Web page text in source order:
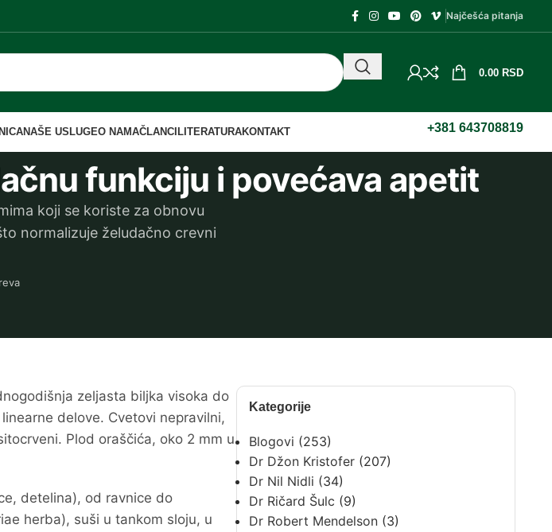
Najčešća pitanja
0.00 RSD
NAŠE USLUGEO NAMAČLANCI LITERATURAKONTAKT +381 643708819
funkciju i povećava apetit
koji se koriste za obnovu
normalizuje želudačno crevni
Kategorije
Blogovi (253)
Dr Džon Kristofer(207)
Dr Nil Nidli (34)
Dr Ričard Šulc (9)
Dr Robert Mendelson(3)
zeljasta biljka visoka do
delove. Cvetovi nepravilni,
Plod oraščića, oko 2 mm u
detelina), od ravnice do
herba), suši u tankom sloju, u